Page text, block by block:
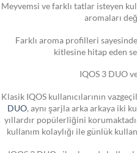
Meyvemsi ve farklı tatlar isteyen
aromaları
Farklı aroma profilleri
kitlesine hitap eden
IQOS 3 DUO
Klasik IQOS kullanıcılarının
DUO, aynı şarjla arka arkaya iki
yıllardır popülerliğini
kullanım kolaylığı ile günlük